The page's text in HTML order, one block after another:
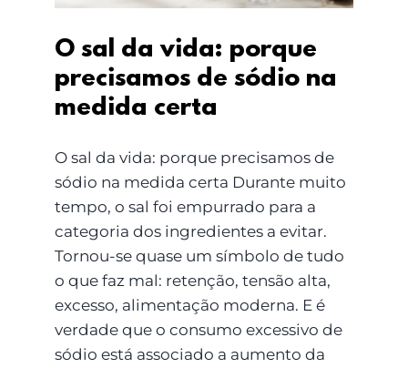
O sal da vida: porque
precisamos de sódio na
medida certa
O sal da vida: porque precisamos de
sódio na medida certa Durante muito
tempo, o sal foi empurrado para a
categoria dos ingredientes a evitar.
Tornou-se quase um símbolo de tudo
o que faz mal: retenção, tensão alta,
excesso, alimentação moderna. E é
verdade que o consumo excessivo de
sódio está associado a aumento da